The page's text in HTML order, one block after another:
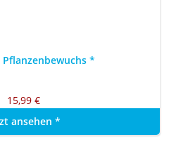
*
15,99 €
ansehen *